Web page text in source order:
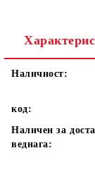
Наличност:
код:
Наличен за
веднага: